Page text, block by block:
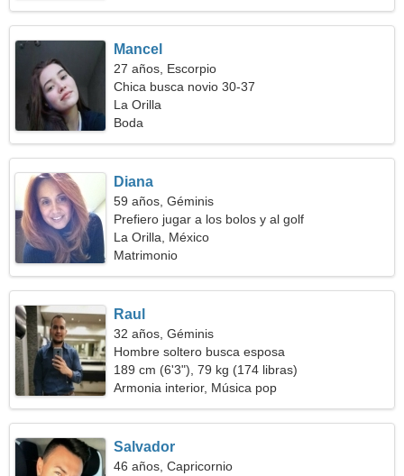
Mancel
27 años, Escorpio
Chica busca novio 30-37
La Orilla
Boda
Diana
59 años, Géminis
Prefiero jugar a los bolos y al golf
La Orilla, México
Matrimonio
Raul
32 años, Géminis
Hombre soltero busca esposa
189 cm (6'3"), 79 kg (174 libras)
Armonia interior, Música pop
Salvador
46 años, Capricornio